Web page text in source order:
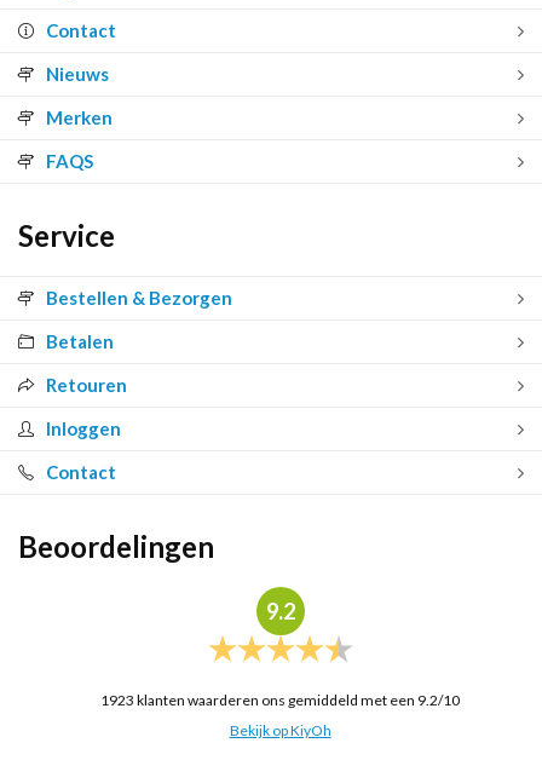
Contact
Nieuws
Merken
FAQS
Service
Bestellen & Bezorgen
Betalen
Retouren
Inloggen
Contact
Beoordelingen
9.2
1923 klanten waarderen ons gemiddeld met een 9.2/10
Bekijk op KiyOh